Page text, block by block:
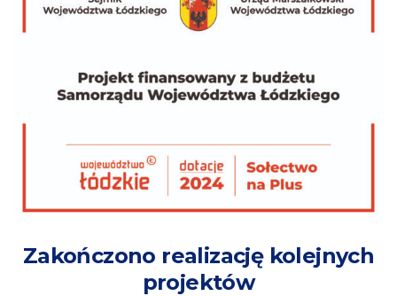
Zakończono realizację kolejnych
projektów